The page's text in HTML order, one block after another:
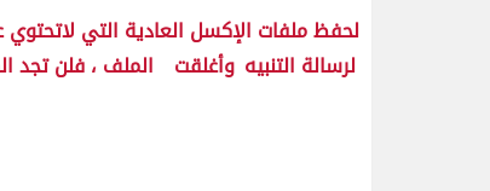
لحفظ ملفات الإكسل العادية التي
لرسالة التنبيه وأغلقت الملف ، فلن تجد